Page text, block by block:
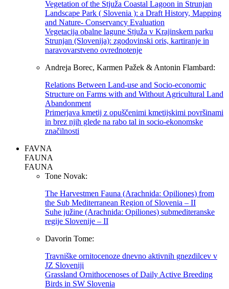
Vegetation of the Stjuža Coastal Lagoon in Strunjan
Landscape Park ( Slovenia ): a Draft History, Mapping
and Nature- Conservancy Evaluation
Vegetacija obalne lagune Stjuža v Krajinskem parku
Strunjan (Slovenija): zgodovinski oris, kartiranje in
naravovarstveno ovrednotenje
Andreja Borec, Karmen Pažek & Antonin Flambard:
Relations Between Land-use and Socio-economic
Structure on Farms with and Without Agricultural Land
Abandonment
Primerjava kmetij z opuščenimi kmetijskimi površinami
in brez njih glede na rabo tal in socio-ekonomske
značilnosti
FAVNA
FAUNA
FAUNA
Tone Novak:
The Harvestmen Fauna (Arachnida: Opiliones) from
the Sub Mediterranean Region of Slovenia – II
Suhe južine (Arachnida: Opiliones) submediteranske
regije Slovenije – II
Davorin Tome:
Travniške ornitocenoze dnevno aktivnih gnezdilcev v
JZ Sloveniji
Grassland Ornithocenoses of Daily Active Breeding
Birds in SW Slovenia